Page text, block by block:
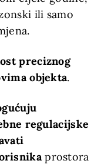
ili samo
preciznog
objekta.
regulacijske
prostora